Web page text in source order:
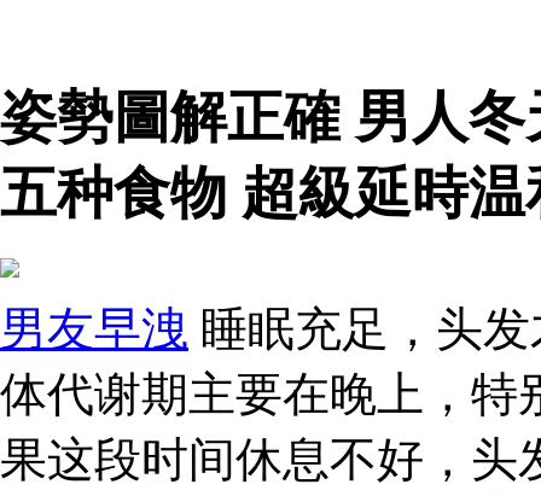
姿勢圖解正確 男人
五种食物 超級延時
男友早洩 睡眠充足，头
体代谢期主要在晚上，特
果这段时间休息不好，头